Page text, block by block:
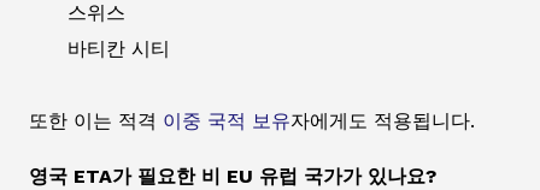
스위스
바티칸 시티
또한 이는 적격 이중 국적 보유자에게도 적용됩니다.
영국 ETA가 필요한 비 EU 유럽 국가가 있나요?